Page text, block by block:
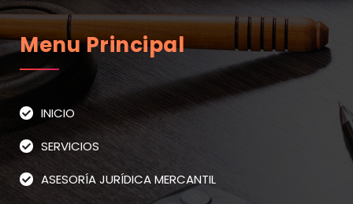
Menu Principal
INICIO
SERVICIOS
ASESORÍA JURÍDICA MERCANTIL